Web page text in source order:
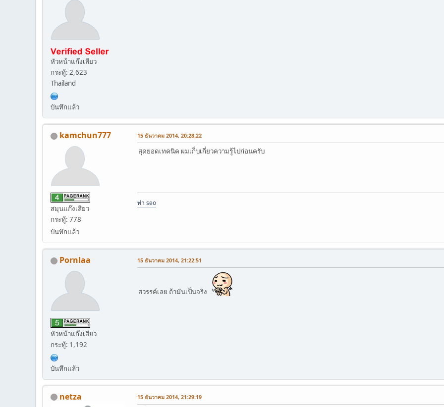
หัวหน้าแก๊งเสียว
กระทู้: 2,623
Thailand
บันทึกแล้ว
kamchun777
สมุนแก๊งเสียว
กระทู้: 778
บันทึกแล้ว
15 ธันวาคม 2014, 20:28:22
สุดยอดเทคนิค ผมเก็บเกี่ยวความรู้ไปก่อนครับ
ทำ seo
Pornlaa
หัวหน้าแก๊งเสียว
กระทู้: 1,192
บันทึกแล้ว
15 ธันวาคม 2014, 21:22:51
สวรรค์เลย ถ้ามันเป็นจริง
netza 15 ธันวาคม 2014, 21:29:19